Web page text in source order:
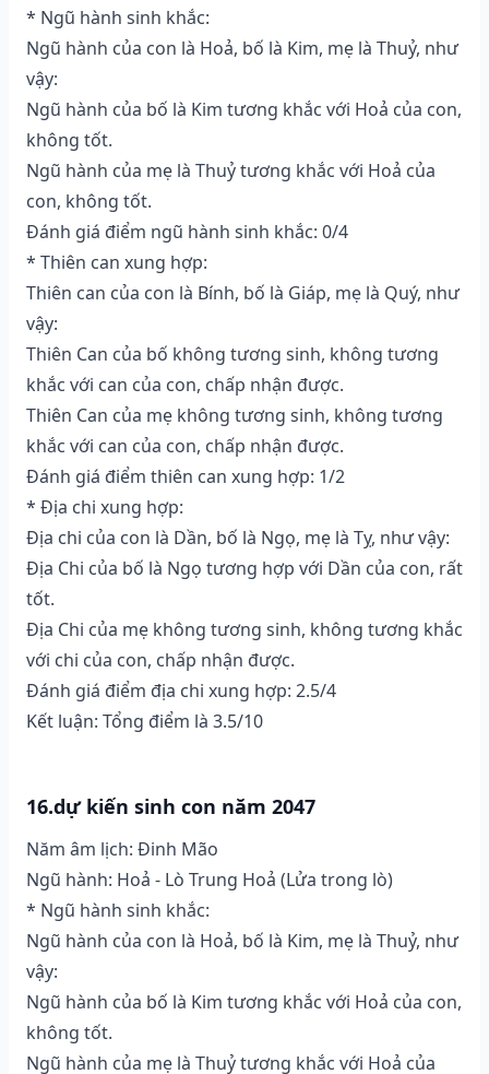
* Ngũ hành sinh khắc:
Ngũ hành của con là Hoả, bố là Kim, mẹ là Thuỷ, như
vậy:
Ngũ hành của bố là Kim tương khắc với Hoả của con,
không tốt.
Ngũ hành của mẹ là Thuỷ tương khắc với Hoả của
con, không tốt.
Đánh giá điểm ngũ hành sinh khắc: 0/4
* Thiên can xung hợp:
Thiên can của con là Bính, bố là Giáp, mẹ là Quý, như
vậy:
Thiên Can của bố không tương sinh, không tương
khắc với can của con, chấp nhận được.
Thiên Can của mẹ không tương sinh, không tương
khắc với can của con, chấp nhận được.
Đánh giá điểm thiên can xung hợp: 1/2
* Địa chi xung hợp:
Địa chi của con là Dần, bố là Ngọ, mẹ là Tỵ, như vậy:
Địa Chi của bố là Ngọ tương hợp với Dần của con, rất
tốt.
Địa Chi của mẹ không tương sinh, không tương khắc
với chi của con, chấp nhận được.
Đánh giá điểm địa chi xung hợp: 2.5/4
Kết luận: Tổng điểm là 3.5/10
16.dự kiến sinh con năm 2047
Năm âm lịch: Đinh Mão
Ngũ hành: Hoả - Lò Trung Hoả (Lửa trong lò)
* Ngũ hành sinh khắc:
Ngũ hành của con là Hoả, bố là Kim, mẹ là Thuỷ, như
vậy:
Ngũ hành của bố là Kim tương khắc với Hoả của con,
không tốt.
Ngũ hành của mẹ là Thuỷ tương khắc với Hoả của